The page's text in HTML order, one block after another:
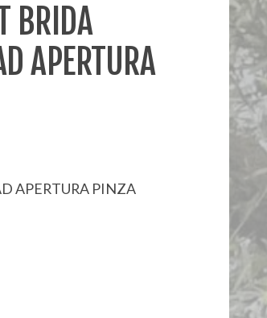
BRIDA
APERTURA
APERTURA PINZA